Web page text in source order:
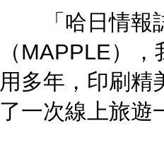
「哈日情報誌
（MAPPLE）
用多年，印刷精
了一次線上旅遊